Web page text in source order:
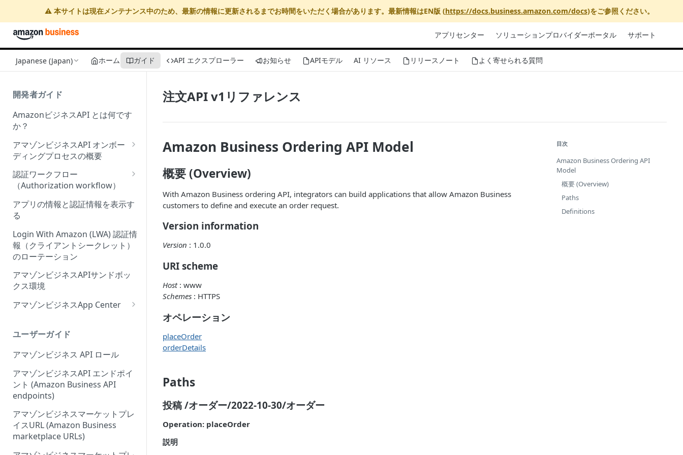
⚠️ 本サイトは現在メンテナンス中のため、最新の情報に更新されるまでお時間をいただく場合があります。最新情報はEN版 (https://docs.business.amazon.com/docs)をご参照ください。
アプリセンター ソリューションプロバイダーポータル サポート
Japanese (Japan) ホーム ガイド API エクスプローラー お知らせ APIモデル AI リソース リリースノート よく寄せられる質問
開発者ガイド
AmazonビジネスAPI とは何です
か？
アマゾンビジネスAPI オンボー
ディングプロセスの概要
Onboarding Step 1: Authorize
your Amazon Business API
apps
Onboarding Step 2: Create
your request
認証ワークフロー
（Authorization workflow）
アマゾンビジネスサードパーテ
ィーウェブサイト認証ワークフ
ローの概要
アプリの情報と認証情報を表示す
る
Login With Amazon (LWA) 認証情
報（クライアントシークレット）
のローテーション
アマゾンビジネスAPIサンドボッ
クス環境
アマゾンビジネスApp Center
ーにアプリを出品する
アプリセンター認証ワークフロ
ー (App Center authorization
workflow)
アプリリスティングの管理
ユーザーガイド
アマゾンビジネス API ロール
アマゾンビジネスAPI エンドポイ
ント (Amazon Business API
endpoints)
アマゾンビジネスマーケットプレ
イスURL (Amazon Business
marketplace URLs)
注文API v1リファレンス
Amazon Business Ordering API Model
概要 (Overview)
With Amazon Business ordering API, integrators can build applications that allow Amazon Business
customers to define and execute an order request.
Version information
Version : 1.0.0
URI scheme
Host: www
Schemes : HTTPS
オペレーション
placeOrder
orderDetails
Paths
投稿 /オーダー/2022-10-30/オーダー
Operation: placeOrder
説明
目次
Amazon Business Ordering API
Model
概要 (Overview)
Paths
Definitions